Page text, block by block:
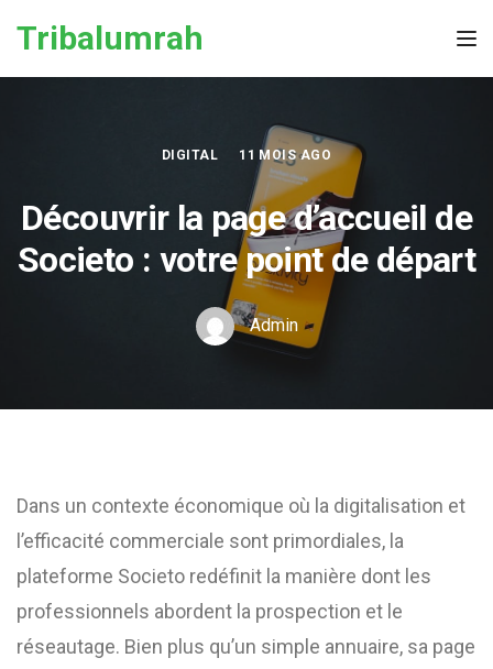
Tribalumrah
DIGITAL 11 MOIS AGO
Découvrir la page d’accueil de
Societo : votre point de départ
Admin
Dans un contexte économique où la digitalisation et
l’efficacité commerciale sont primordiales, la
plateforme Societo redéfinit la manière dont les
professionnels abordent la prospection et le
réseautage. Bien plus qu’un simple annuaire, sa page